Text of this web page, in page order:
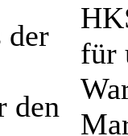
der
den
für